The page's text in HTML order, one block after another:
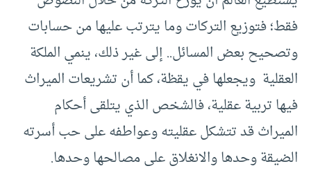
فقط؛ فتوزيع التركات وما يترتب عليها من حسابات
وتصحيح بعض المسائل.. إلى غير ذلك، ينمي الملكة
العقلية ويجعلها في يقظة، كما أن تشريعات الميراث
فيها تربية عقلية، فالشخص الذي يتلقى أحكام
الميراث قد تتشكل عقليته وعواطفه على حب أسرته
الضيقة وحدها والانغلاق على مصالحها وحدها.